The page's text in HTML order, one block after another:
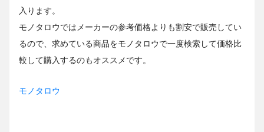
入ります。
モノタロウではメーカーの参考価格よりも割安で販売してい
るので、求めている商品をモノタロウで一度検索して価格比
較して購入するのもオススメです。
モノタロウ